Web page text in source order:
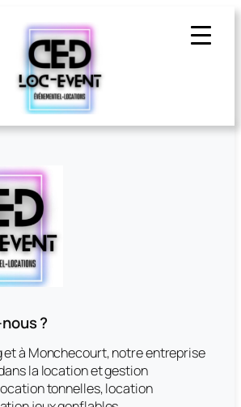
?
et à Monchecourt, notre entreprise
la location et gestion
tonnelles, location